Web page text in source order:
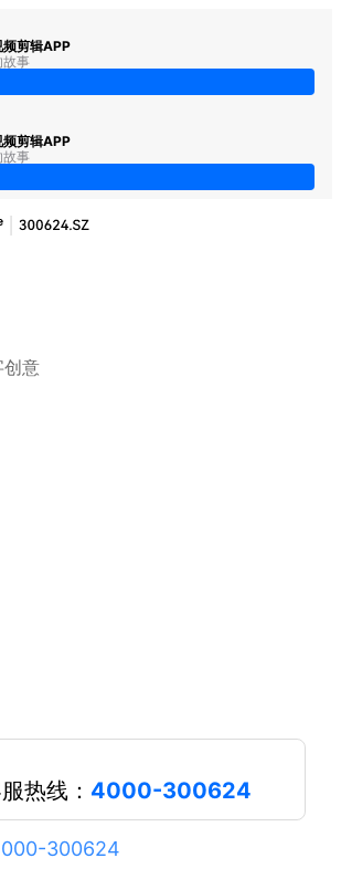
剪辑APP
故事
剪辑APP
故事
创意
热线： 4000-300624
300624